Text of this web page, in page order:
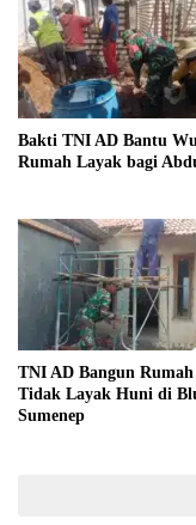
Bakti TNI AD Bantu
Rumah Layak bagi
TNI AD Bangun
Tidak Layak Huni di
Sumenep